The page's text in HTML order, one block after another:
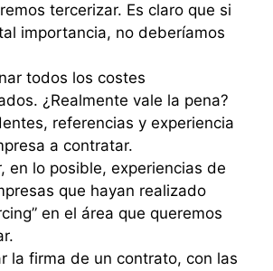
tercerizar. Es claro que si
importancia, no deberíamos
todos los costes
¿Realmente vale la pena?
referencias y experiencia
a contratar.
en lo posible, experiencias de
que hayan realizado
en el área que queremos
la firma de un contrato, con las